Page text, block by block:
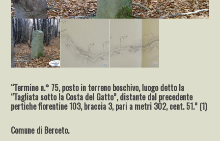
“Termine n.° 75, posto in terreno boschivo, luogo detto la
“Tagliata sotto la Costa del Gatto”, distante dal precedente
pertiche fiorentine 103, braccia 3, pari a metri 302, cent. 51.” (1)
Comune di Berceto.